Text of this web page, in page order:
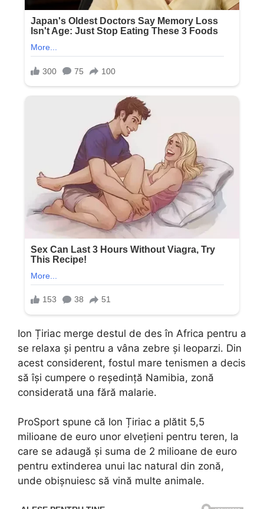
Ion Țiriac merge destul de des în Africa pentru a
se relaxa și pentru a vâna zebre și leoparzi. Din
acest considerent, fostul mare tenismen a decis
să își cumpere o reședință Namibia, zonă
considerată una fără malarie.
ProSport spune că Ion Țiriac a plătit 5,5
milioane de euro unor elvețieni pentru teren, la
care se adaugă și suma de 2 milioane de euro
pentru extinderea unui lac natural din zonă,
unde obișnuiesc să vină multe animale.